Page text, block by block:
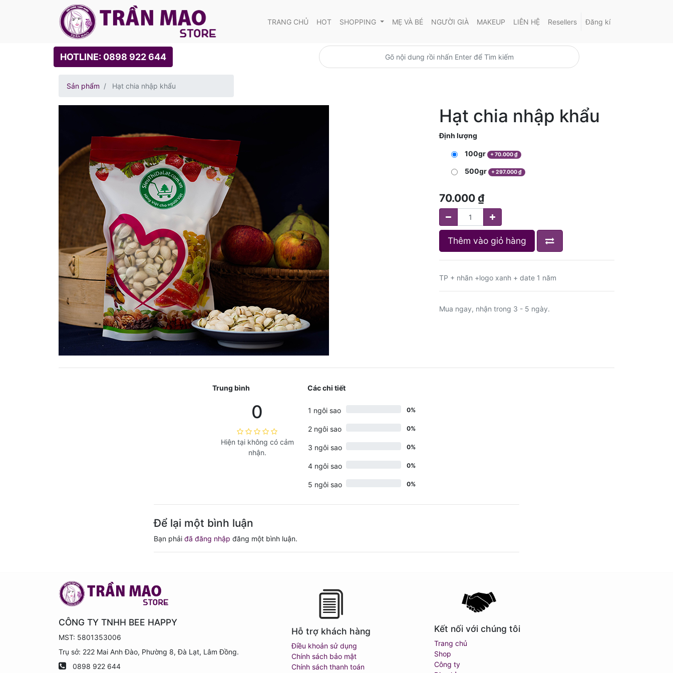
TRANG CHỦ HOT SHOPPING MẸ VÀ BÉ NGƯỜI GIÀ MAKEUP LIÊN HỆ Resellers Đăng kí
HOTLINE: 0898 922 644
Sản phẩm Hạt chia nhập khẩu
Hạt chia nhập khẩu
Định lượng
100gr +70.000₫
500gr +297.000₫
70.000 ₫
Thêm vào giỏ hàng
TP + nhãn +logo xanh + date 1 năm
Mua ngay, nhận trong 3 - 5 ngày.
Trung bình
0
Hiện tại không có cảm
nhận.
Các chi tiết
1 ngôi sao 0%
2 ngôi sao 0%
3 ngôi sao 0%
4 ngôi sao 0%
5 ngôi sao 0%
Để lại một bình luận
Bạn phải đã đăng nhập đăng một bình luận.
CÔNG TY TNHH BEE HAPPY
MST: 5801353006
Trụ sở: 222 Mai Anh Đào, Phường 8, Đà Lạt, Lâm Đồng.
0898 922 644
Hỗ trợ khách hàng
Điều khoản sử dụng
Chính sách bảo mật
Chính sách thanh toán
Kết nối với chúng tôi
Trang chủ
Shop
Công ty